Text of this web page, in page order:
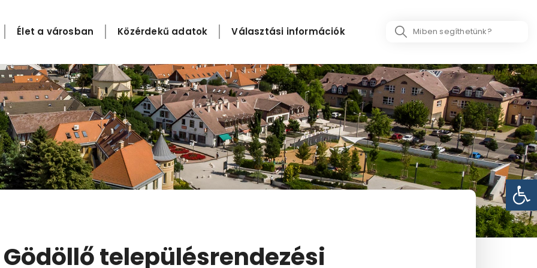
Élet a városban Közérdekű adatok Választási információk
Search
Gödöllő településrendezési